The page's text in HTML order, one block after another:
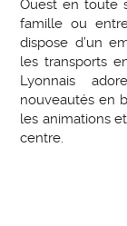
Ouest en toute
famille ou
dispose d’un
les transports
Lyonnais
nouveautés en
les animations
centre.